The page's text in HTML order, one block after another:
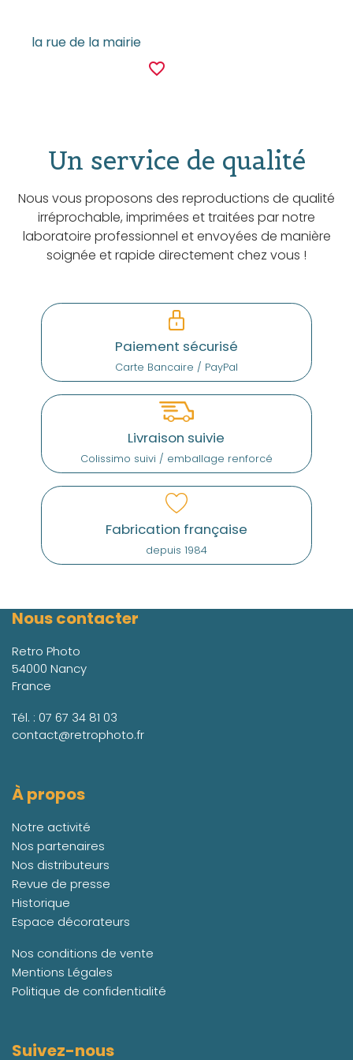
la rue de la mairie
favorite_border
Un service de qualité
Nous vous proposons des reproductions de qualité
irréprochable, imprimées et traitées par notre
laboratoire professionnel et envoyées de manière
soignée et rapide directement chez vous !
Paiement sécurisé
Carte Bancaire / PayPal
Livraison suivie
Colissimo suivi / emballage renforcé
Fabrication française
depuis 1984
Nous contacter
Retro Photo
54000 Nancy
France
Tél. : 07 67 34 81 03
contact@retrophoto.fr
À propos
Notre activité
Nos partenaires
Nos distributeurs
Revue de presse
Historique
Espace décorateurs
Nos conditions de vente
Mentions Légales
Politique de confidentialité
Suivez-nous